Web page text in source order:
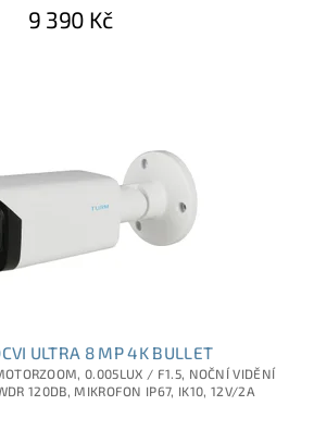
9 390 Kč
ULTRA 8 MP 4K BULLET
0.005LUX / F1.5, NOČNÍ VIDĚNÍ
120DB, MIKROFON IP67, IK10, 12V/2A